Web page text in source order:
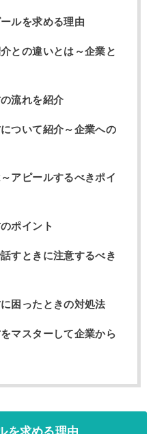
ルを求める理由
との違いとは～企業と
流れを紹介
ついて紹介～企業への
アピールするべきポイ
ポイント
すときに注意するべき
困ったときの対処法
マスターして企業から